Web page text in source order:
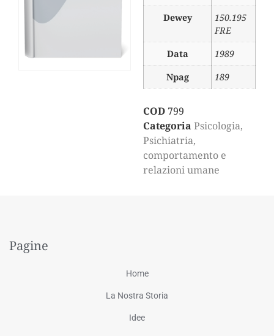
Dewey
150.195
FRE
Data
1989
Npag
189
COD 799
Categoria Psicologia,
Psichiatria,
comportamento e
relazioni umane
Pagine
Home
La Nostra Storia
Idee